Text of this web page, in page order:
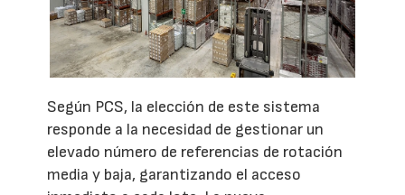
Según PCS, la elección de este sistema
responde a la necesidad de gestionar un
elevado número de referencias de rotación
media y baja, garantizando el acceso